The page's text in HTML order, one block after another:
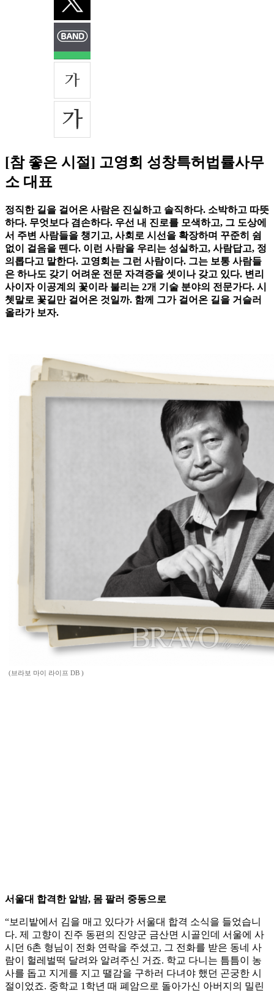
[참 좋은 시절] 고영회 성창특허법률사무
소 대표
정직한 길을 걸어온 사람은 진실하고 솔직하다. 소박하고 따뜻
하다. 무엇보다 겸손하다. 우선 내 진로를 모색하고, 그 도상에
서 주변 사람들을 챙기고, 사회로 시선을 확장하며 꾸준히 쉼
없이 걸음을 뗀다. 이런 사람을 우리는 성실하고, 사람답고, 정
의롭다고 말한다. 고영회는 그런 사람이다. 그는 보통 사람들
은 하나도 갖기 어려운 전문 자격증을 셋이나 갖고 있다. 변리
사이자 이공계의 꽃이라 불리는 2개 기술 분야의 전문가다. 시
쳇말로 꽃길만 걸어온 것일까. 함께 그가 걸어온 길을 거슬러
올라가 보자.
(브라보 마이 라이프 DB )
서울대 합격한 알밤, 몸 팔러 중동으로
“보리밭에서 김을 매고 있다가 서울대 합격 소식을 들었습니
다. 제 고향이 진주 동편의 진양군 금산면 시골인데 서울에 사
시던 6촌 형님이 전화 연락을 주셨고, 그 전화를 받은 동네 사
람이 헐레벌떡 달려와 알려주신 거죠. 학교 다니는 틈틈이 농
사를 돕고 지게를 지고 땔감을 구하러 다녀야 했던 곤궁한 시
절이었죠. 중학교 1학년 때 폐암으로 돌아가신 아버지의 밀린